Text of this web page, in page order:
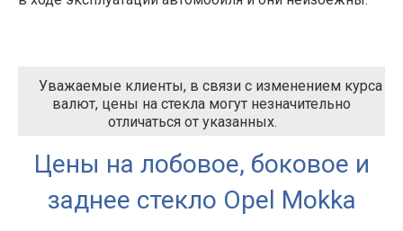
Уважаемые клиенты, в связи с изменением курса
валют, цены на стекла могут незначительно
отличаться от указанных.
Цены на лобовое, боковое и
заднее стекло Opel Mokka